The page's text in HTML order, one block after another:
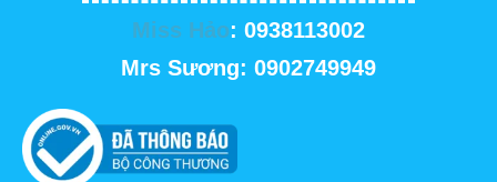
Miss Hảo: 0938113002
Mrs Sương: 0902749949